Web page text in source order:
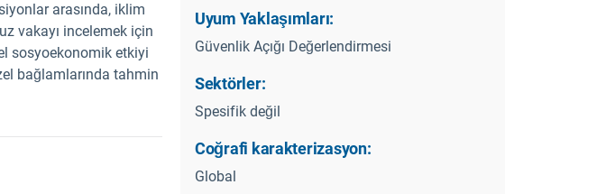
arasında, iklim
vakayı incelemek için
sosyoekonomik etkiyi
bağlamlarında tahmin
Uyum Yaklaşımları:
Güvenlik Açığı Değerlendirmesi
Sektörler:
Spesifik değil
Coğrafi karakterizasyon:
Global